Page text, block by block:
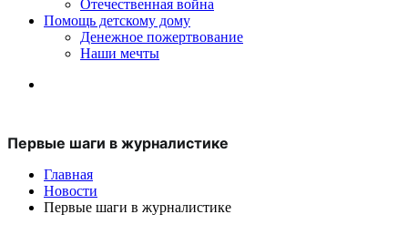
Отечественная война
Помощь детскому дому
Денежное пожертвование
Наши мечты
Первые шаги в журналистике
Главная
Новости
Первые шаги в журналистике